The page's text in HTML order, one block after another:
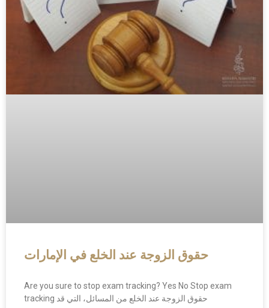
حقوق الزوجة عند الخلع في الإمارات
Are you sure to stop exam tracking? Yes No Stop exam
tracking حقوق الزوجة عند الخلع من المسائل، التي قد